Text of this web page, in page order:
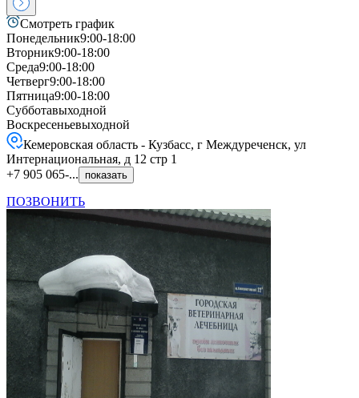
Смотреть график
Понедельник9:00-18:00
Вторник9:00-18:00
Среда9:00-18:00
Четверг9:00-18:00
Пятница9:00-18:00
Субботавыходной
Воскресеньевыходной
Кемеровская область - Кузбасс, г Междуреченск, ул
Интернациональная, д 12 стр 1
+7 905 065-...
показать
ПОЗВОНИТЬ